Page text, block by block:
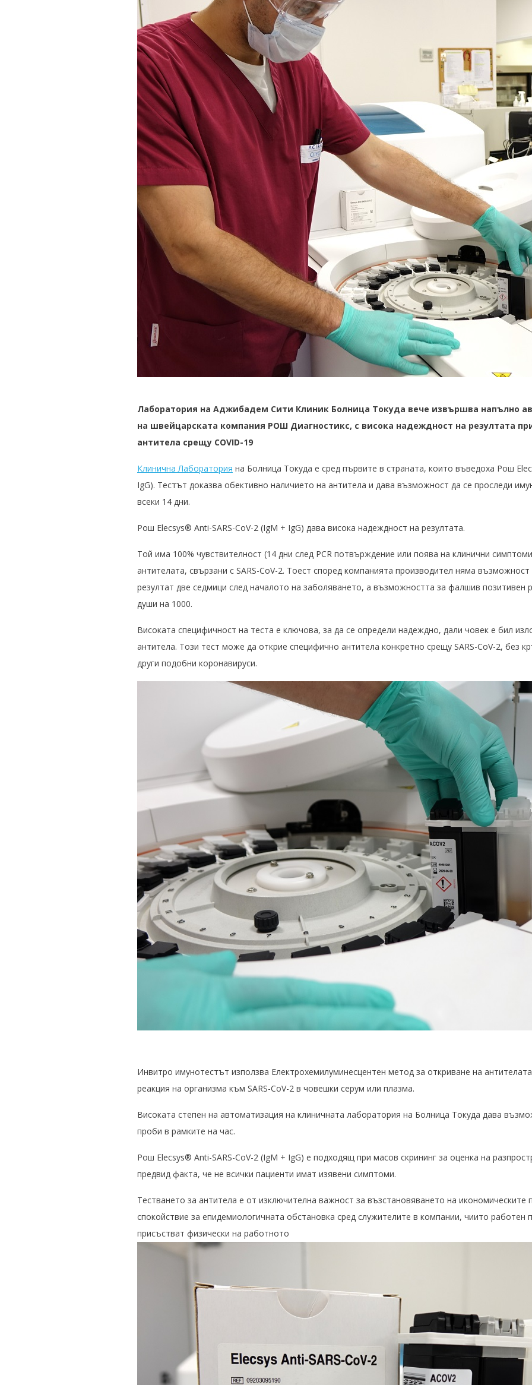
Лаборатория на Аджибадем Сити Клиник Болница Токуда вече извършва напълно
на швейцарската компания РОШ Диагностикс, с висока надеждност на резултата
антитела срещу COVID-19
Клинична Лаборатория на Болница Токуда е сред първите в страната, които въведоха Рош
IgG). Тестът доказва обективно наличието на антитела и дава възможност да се проследи
всеки 14 дни.
Рош Elecsys® Anti-SARS-CoV-2 (IgM + IgG) дава висока надеждност на резултата.
Той има 100% чувствителност (14 дни след PCR потвърждение или поява на клинични
антителата, свързани с SARS-CoV-2. Тоест според компанията производител няма
резултат две седмици след началото на заболяването, а възможността за фалшив позитивен
души на 1000.
Високата специфичност на теста е ключова, за да се определи надеждно, дали човек е бил
антитела. Този тест може да открие специфично антитела конкретно срещу SARS-CoV-2, без
други подобни коронавируси.
Инвитро имунотестът използва Електрохемилуминесцентен метод за откриване на
реакция на организма към SARS-CoV-2 в човешки серум или плазма.
Високата степен на автоматизация на клиничната лаборатория на Болница Токуда дава
проби в рамките на час.
Рош Elecsys® Anti-SARS-CoV-2 (IgM + IgG) е подходящ при масов скрининг за оценка на
предвид факта, че не всички пациенти имат изявени симптоми.
Тестването за антитела е от изключителна важност за възстановяването на икономическите
спокойствие за епидемиологичната обстановка сред служителите в компании, чиито работен
присъстват физически на работното